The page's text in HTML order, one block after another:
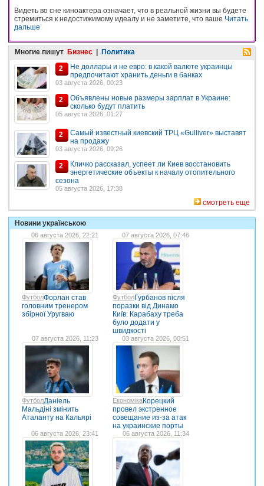
Видеть во сне киноактера означает, что в реальной жизни вы будете
стремиться к недостижимому идеалу и не заметите, что ваше Читать
дальше
Многие пишут Бизнес | Политика
2
Не доллары и не евро: в какой валюте украинцы
предпочитают хранить деньги в банках
03 августа 2026, 00:23
2
Объявлены новые размеры зарплат в Украине:
сколько будут платить
05 августа 2026, 01:27
2
Самый известный киевский ТРЦ «Gulliver» выставят
на продажу
03 августа 2026, 09:26
2
Кличко рассказал, успеет ли Киев восстановить
энергетические объекты к началу отопительного
сезона
05 августа 2026, 17:38
смотреть еще
Новини українською
06 августа 2026, 22:21
ФутболФорлан став
головним тренером
збірної Уругваю
07 августа 2026, 07:46
ФутболГурбанов після
поразки від Динамо
Київ: Карабаху треба
було додати у
швидкості
07 августа 2026, 11:23
ФутболДаніель
Мальдіні змінить
Аталанту на Кальярі
03 августа 2026, 00:51
ЕкономікаКорецкий
провел экстренное
совещание из-за атак
на украинские порты
06 августа 2026, 23:41 06 августа 2026, 11:34